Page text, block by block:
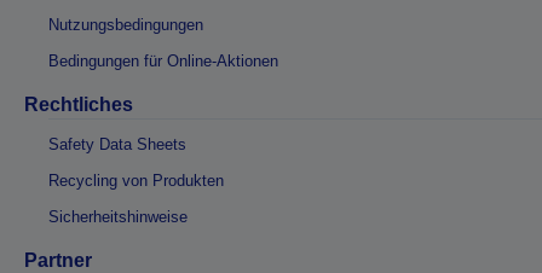
Nutzungsbedingungen
Bedingungen für Online-Aktionen
Rechtliches
Safety Data Sheets
Recycling von Produkten
Sicherheitshinweise
Partner